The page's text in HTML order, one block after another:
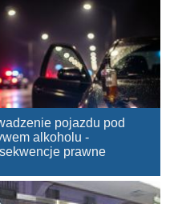
pojazdu pod
alkoholu -
prawne